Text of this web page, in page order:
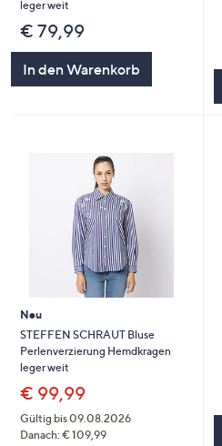
leger weit
€ 79,99
In den Warenkorb
Neu
STEFFEN SCHRAUT Bluse
Perlenverzierung Hemdkragen
leger weit
€ 99,99
Gültig bis 09.08.2026
Danach: € 109,99